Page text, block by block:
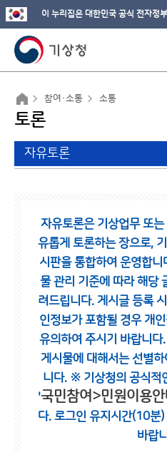
이 누리집은 대한민국 공식 전자정
참여·소통 소통
토론
자유토론
자유토론은 기상업무 또
유롭게 토론하는 장으로,
시판을 통합하여 운영합니
물 관리 기준에 따라 해당
려드립니다. 게시글 등록
인정보가 포함될 경우 개
유의하여 주시기 바랍니다.
게시물에 대해서는 선별
니다. ※ 기상청의 공식적
'국민참여>민원이용안
다. 로그인 유지시간(10분)
바랍